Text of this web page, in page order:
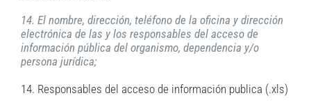
14. El nombre, dirección, teléfono de la oficina y dirección
electrónica de las y los responsables del acceso de
información pública del organismo, dependencia y/o
persona jurídica;
14. Responsables del acceso de información publica (.xls)